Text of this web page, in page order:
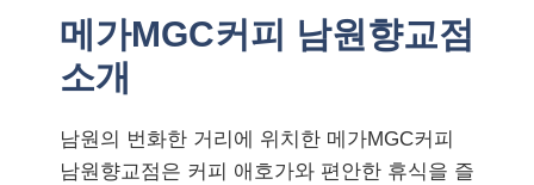
메가MGC커피 남원향교점
소개
남원의 번화한 거리에 위치한 메가MGC커피
남원향교점은 커피 애호가와 편안한 휴식을 즐